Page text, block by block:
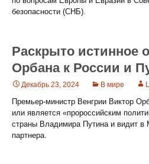
безопасности (СНБ).
Раскрыто истинное
Орбана к России и
Декабрь 23, 2024 В мире
Премьер-министр Венгрии Виктор
или является «пророссийским
страны Владимира Путина и видит в
партнера.